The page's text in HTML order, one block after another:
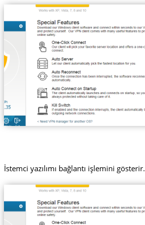
İstemci yazılımı bağlantı işlemini gösterir.